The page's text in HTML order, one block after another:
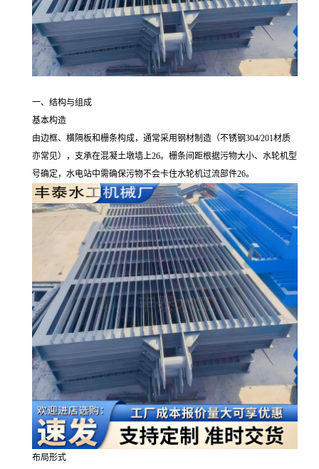
一、结构与组成
基本构造
由边框、横隔板和栅条构成，通常采用钢材制造（不锈钢304/201材质
亦常见），支承在混凝土墩墙上26。栅条间距根据污物大小、水轮机型
号确定，水电站中需确保污物不会卡住水轮机过流部件26。
布局形式